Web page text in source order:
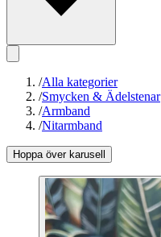
/Alla kategorier
/Smycken & Ädelstenar
/Armband
/Nitarmband
Hoppa över karusell